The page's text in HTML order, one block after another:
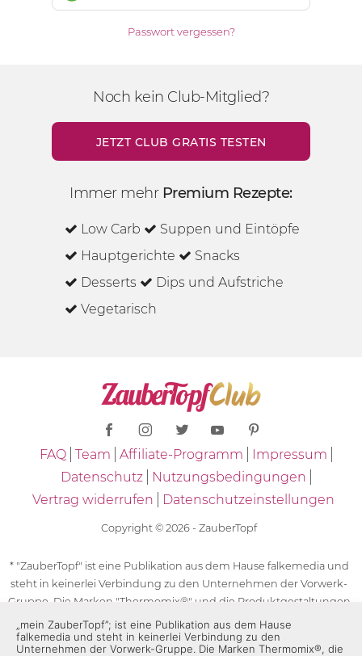
Passwort vergessen?
Noch kein Club-Mitglied?
JETZT CLUB GRATIS TESTEN
Immer mehr Premium Rezepte:
Low Carb
Suppen und Eintöpfe
Hauptgerichte
Snacks
Desserts
Dips und Aufstriche
Vegetarisch
FAQ Team Affiliate-Programm
Impressum
Datenschutz
Nutzungsbedingungen
Vertrag widerrufen
Datenschutzeinstellungen
Copyright © 2026 - ZauberTopf
* "ZauberTopf" ist eine Publikation aus dem Hause falkemedia und
steht in keinerlei Verbindung zu den Unternehmen der Vorwerk-
Gruppe. Die Marken "Thermomix®" und die Produktgestaltungen
des "Thermomix®" sind eingetragene Marken der Unternehmen
der Vorwerk-Gruppe. Die Marken Thermomix®, die Zeichen TM5®,
„mein ZauberTopf”; ist eine Publikation aus dem Hause
falkemedia und steht in keinerlei Verbindung zu den
Unternehmen der Vorwerk-Gruppe. Die Marken Thermomix®, die